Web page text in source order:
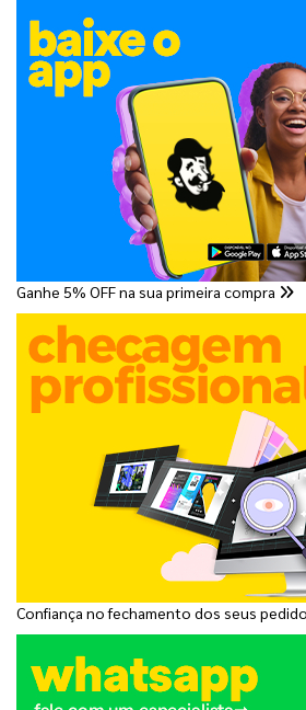
Ganhe 5% OFF na sua primeira compra
Confiança no fechamento dos seus